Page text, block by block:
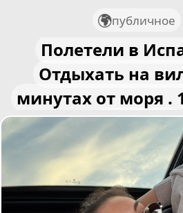
публичное
Полетели в
Отдыхать на
минутах от моря .
23 июня .